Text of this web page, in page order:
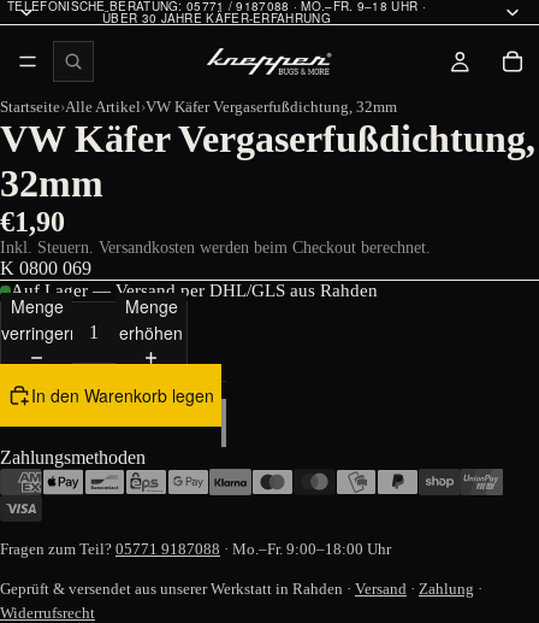
TELEFONISCHE BERATUNG: 05771 / 9187088 · MO.–FR. 9–18 UHR ·
ÜBER 30 JAHRE KÄFER-ERFAHRUNG
Startseite Alle Artikel VW Käfer Vergaserfußdichtung, 32mm
VW Käfer Vergaserfußdichtung,
32mm
€1,90
Inkl. Steuern. Versandkosten werden beim Checkout berechnet.
K 0800 069
Auf Lager — Versand per DHL/GLS aus Rahden
Menge
verringern
Menge
erhöhen
In den Warenkorb legen
Zahlungsmethoden
Fragen zum Teil? 05771 9187088 · Mo.–Fr. 9:00–18:00 Uhr
Geprüft & versendet aus unserer Werkstatt in Rahden · Versand · Zahlung ·
Widerrufsrecht